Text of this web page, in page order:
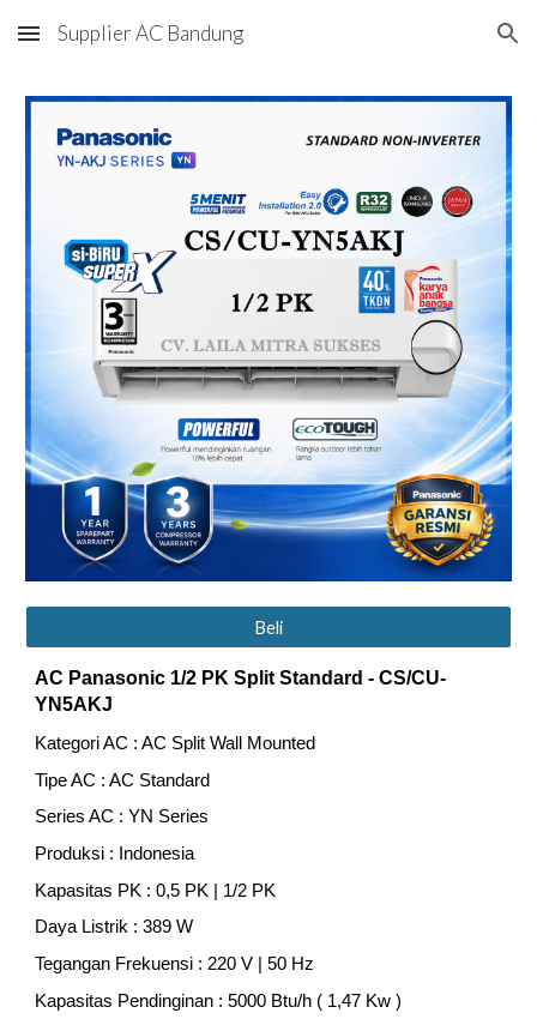
Skip to main content Skip to navigation
Supplier AC Bandung
Beli
AC Panasonic 1/2 PK Split Standard - CS/CU-
YN5AKJ
Kategori AC : AC Split Wall Mounted
Tipe AC : AC Standard
Series AC : YN Series
Produksi : Indonesia
Kapasitas PK : 0,5 PK | 1/2 PK
Daya Listrik : 389 W
Tegangan Frekuensi : 220 V | 50 Hz
Kapasitas Pendinginan : 5000 Btu/h ( 1,47 Kw )